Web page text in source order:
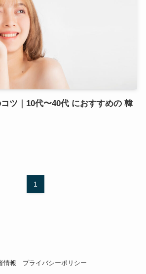
ツ｜10代〜40代 におすすめの 韓
1
情報 プライバシーポリシー